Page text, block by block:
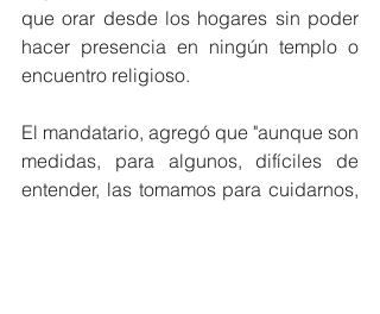
que orar desde los hogares sin poder
hacer presencia en ningún templo o
encuentro religioso.
El mandatario, agregó que "aunque son
medidas, para algunos, difíciles de
entender, las tomamos para cuidarnos,